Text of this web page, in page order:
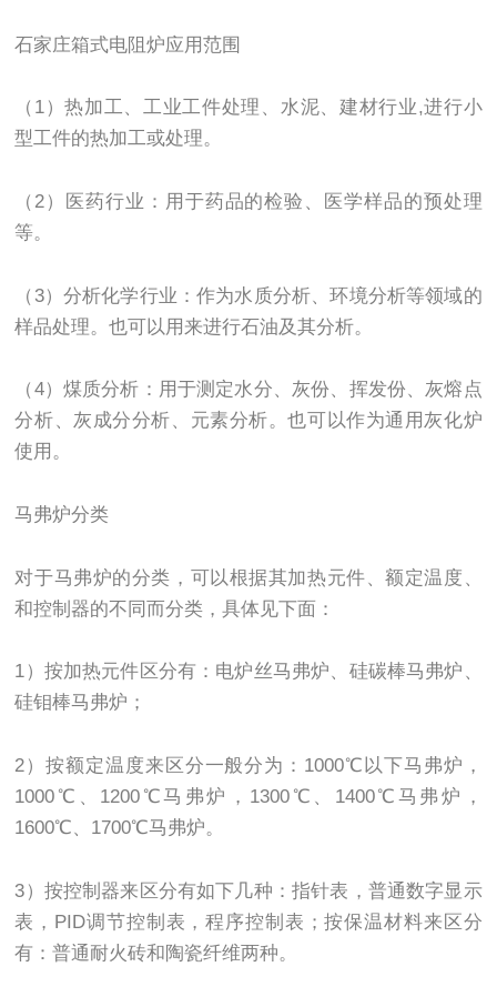
石家庄箱式电阻炉应用范围
（1）热加工、工业工件处理、水泥、建材行业,进行小
型工件的热加工或处理。
（2）医药行业：用于药品的检验、医学样品的预处理
等。
（3）分析化学行业：作为水质分析、环境分析等领域的
样品处理。也可以用来进行石油及其分析。
（4）煤质分析：用于测定水分、灰份、挥发份、灰熔点
分析、灰成分分析、元素分析。也可以作为通用灰化炉
使用。
马弗炉分类
对于马弗炉的分类，可以根据其加热元件、额定温度、
和控制器的不同而分类，具体见下面：
1）按加热元件区分有：电炉丝马弗炉、硅碳棒马弗炉、
硅钼棒马弗炉；
2）按额定温度来区分一般分为：1000℃以下马弗炉，
1000℃、1200℃马弗炉，1300℃、1400℃马弗炉，
1600℃、1700℃马弗炉。
3）按控制器来区分有如下几种：指针表，普通数字显示
表，PID调节控制表，程序控制表；按保温材料来区分
有：普通耐火砖和陶瓷纤维两种。